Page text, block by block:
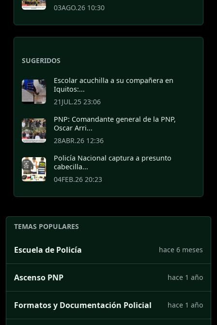
03AGO.26 10:30
SUGERIDOS
Escolar acuchilla a su compañera en
Iquitos:...
21JUL.25 23:06
PNP: Comandante general de la PNP,
Oscar Arri...
28ABR.26 12:36
Policía Nacional captura a presunto
cabecilla...
04FEB.26 20:23
TEMAS POPULARES
Escuela de Policía hace 6 meses
Ascenso PNP hace 1 año
Formatos y Documentación Policial hace 1 año